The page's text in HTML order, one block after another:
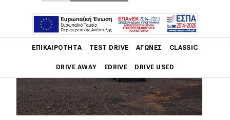
ΕΠΙΚΑΙΡΌΤΗΤΑ TEST DRIVE ΑΓΏΝΕΣ CLASSIC
DRIVE AWAY EDRIVE DRIVE USED
Main navigation
Επικαιρότητα